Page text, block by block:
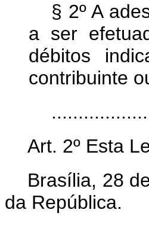
§ 2º A
a ser
débitos
contribuinte
Art. 2º Esta
Brasília, 28
da República.